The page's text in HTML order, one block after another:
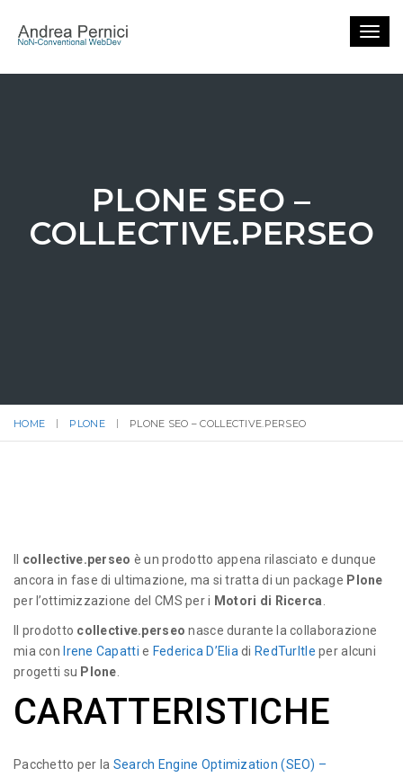
PLONE SEO –
COLLECTIVE.PERSEO
HOME PLONE PLONE SEO – COLLECTIVE.PERSEO
collective.perseo è un prodotto appena rilasciato e dunque
ancora in fase di ultimazione, ma si tratta di un package Plone
per l’ottimizzazione del CMS per i Motori di Ricerca
Il prodotto collective.perseo nasce durante la collaborazione
mia con Irene Capatti e Federica D’Elia di RedTurltle per alcuni
progetti su Plone
CARATTERISTICHE
Pacchetto per la Search Engine Optimization (SEO) –